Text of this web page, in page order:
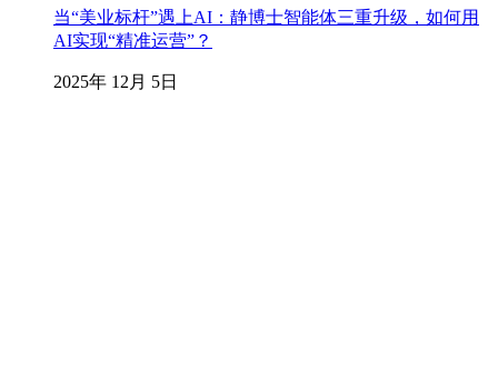
当“美业标杆”遇上AI：静博士智能体三重升级，如何用
AI实现“精准运营”？
2025年 12月 5日